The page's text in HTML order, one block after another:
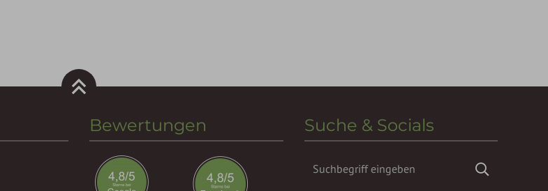
Bewertungen Suche & Socials